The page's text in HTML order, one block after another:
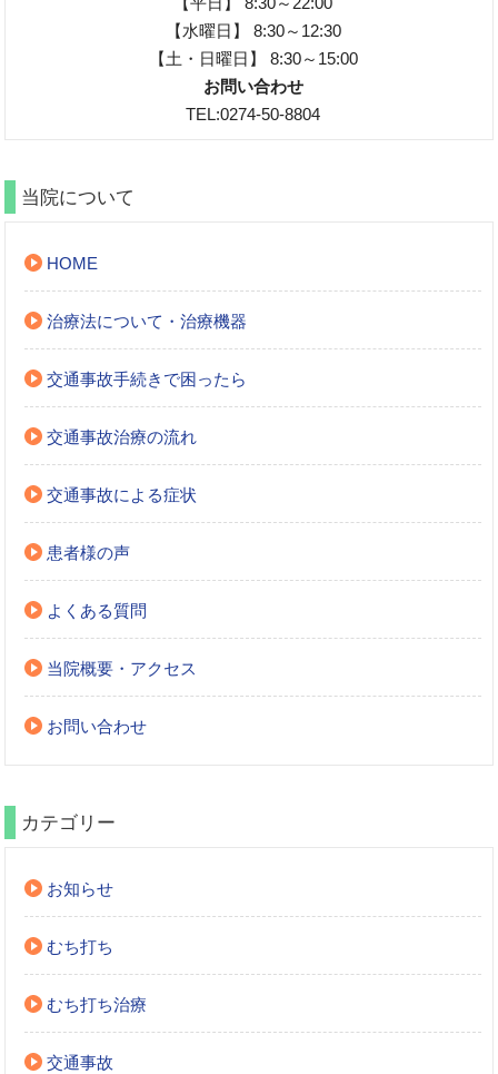
【水曜日】 8:30～12:30
【土・日曜日】 8:30～15:00
お問い合わせ
TEL:0274-50-8804
当院について
HOME
治療法について・治療機器
交通事故手続きで困ったら
交通事故治療の流れ
交通事故による症状
患者様の声
よくある質問
当院概要・アクセス
お問い合わせ
カテゴリー
お知らせ
むち打ち
むち打ち治療
交通事故